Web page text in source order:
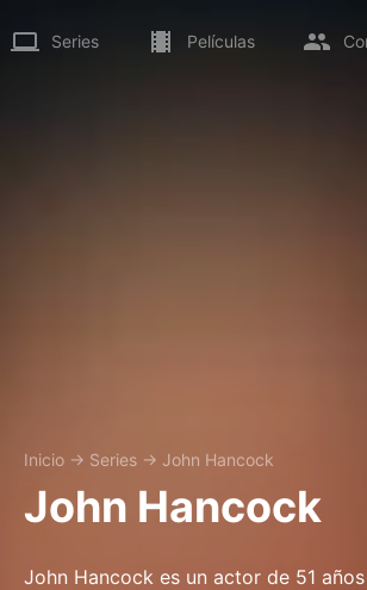
Series Películas
Inicio → Series → John Hancock
John Hancock
John Hancock es un actor de 51